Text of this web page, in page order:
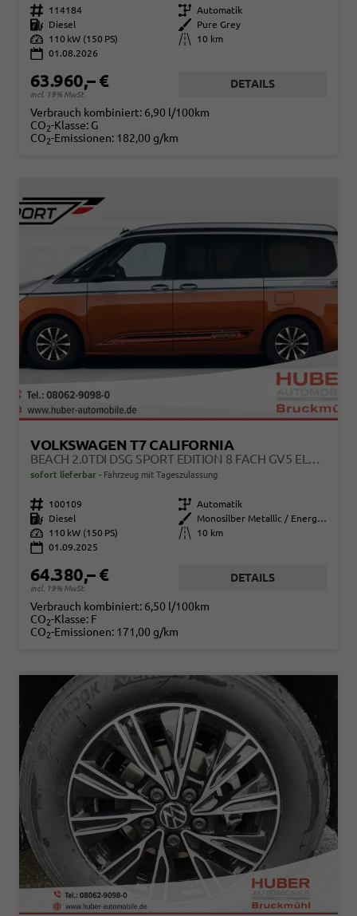
Fahrzeugnr. 114184 Getriebe Automatik
Kraftstoff
Diesel Außenfarbe
Pure Grey
Leistung
110 kW (150 PS) Kilometerstand
10 km
01.08.2026
63.960,– €
incl. 19% MwSt.
DETAILS
Verbrauch kombiniert: 6,90 l/100km
CO2-Klasse: G
CO2-Emissionen: 182,00 g/km
VOLKSWAGEN T7 CALIFORNIA
BEACH 2.0TDI DSG SPORT EDITION 8 FACH GV5 ELEGANCE+
sofort lieferbar Fahrzeug mit Tageszulassung
Fahrzeugnr. 100109 Getriebe Automatik
Kraftstoff
Diesel Außenfarbe
Monosilber Metallic / Energeticorange Metallic
Leistung
110 kW (150 PS) Kilometerstand
10 km
01.09.2025
64.380,– €
incl. 19% MwSt.
DETAILS
Verbrauch kombiniert: 6,50 l/100km
CO2-Klasse: F
CO2-Emissionen: 171,00 g/km